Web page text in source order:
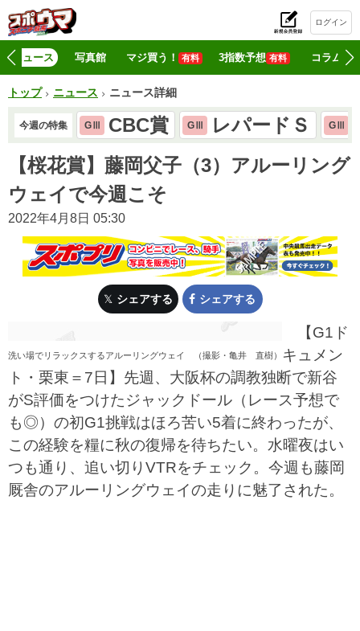
ログイン
ニュース 写真館 マジ買う！ 有料 3指数予想 有料 コラム
トップ ニュース ニュース詳細
今週の特集 GⅢ CBC賞 GⅢ レパードＳ GⅢ
【桜花賞】藤岡父子（3）アルーリング
ウェイで今週こそ
2022年4月8日 05:30
シェアする シェアする
洗い場でリラックスするアルーリングウェイ （撮影・亀井 直樹）
【G1ド
キュメン
ト・栗東＝7日】先週、大阪杯の調教独断で新谷
がS評価をつけたジャックドール（レース予想で
も◎）の初G1挑戦はほろ苦い5着に終わったが、
この経験を糧に秋の復帰を待ちたい。水曜夜はい
つも通り、追い切りVTRをチェック。今週も藤岡
厩舎のアルーリングウェイの走りに魅了された。